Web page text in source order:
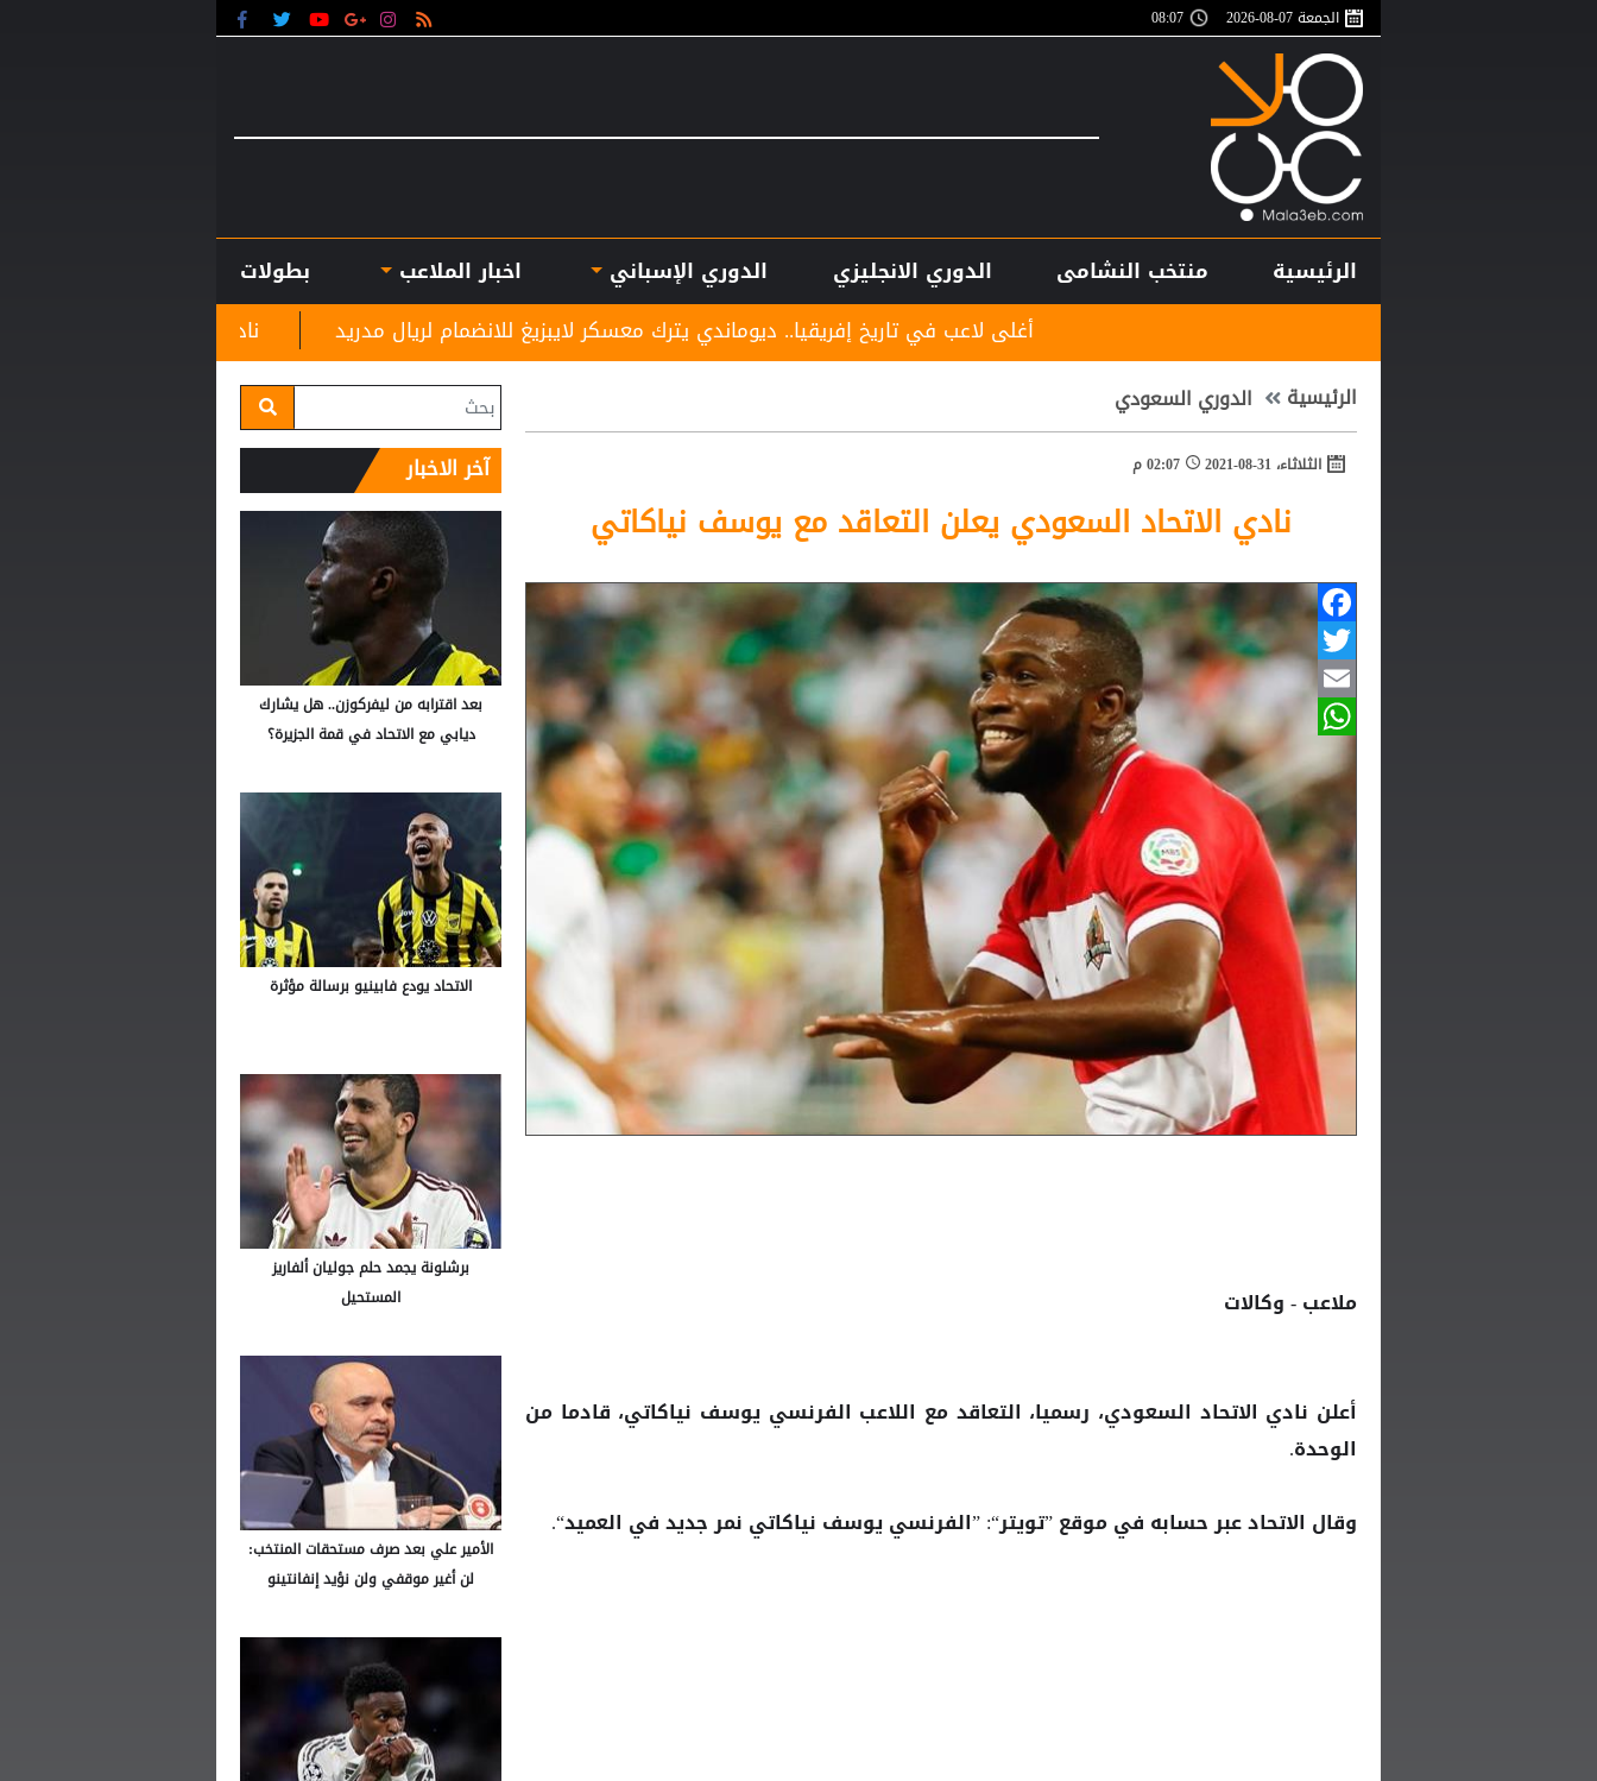
الجمعة 07-08-2026 08:07
الرئيسية منتخب النشامى الدوري الانجليزي الدوري الإسباني اخبار الملاعب
بطولات
نادي الرمثا يستقبل مدربه الجديد غاسانين
أغلى لاعب في تاريخ إفريقيا.. ديوماندي يترك معسكر لايبزيغ للانضمام لريال مدريد
الرئيسية الدوري السعودي
الثلاثاء، 31-08-2021 02:07 م
نادي الاتحاد السعودي يعلن التعاقد مع يوسف نياكاتي
Facebook
Twitter
Email
WhatsApp
ملاعب - وكالات
أعلن نادي الاتحاد السعودي، رسميا، التعاقد مع اللاعب الفرنسي يوسف نياكاتي، قادما من
الوحدة.
وقال الاتحاد عبر حسابه في موقع ”تويتر“: ”الفرنسي يوسف نياكاتي نمر جديد في العميد“.
آخر الاخبار
بعد اقترابه من ليفركوزن.. هل يشارك
ديابي مع الاتحاد في قمة الجزيرة؟
الاتحاد يودع فابينيو برسالة مؤثرة
برشلونة يجمد حلم جوليان ألفاريز
المستحيل
الأمير علي بعد صرف مستحقات المنتخب:
لن أغير موقفي ولن نؤيد إنفانتينو